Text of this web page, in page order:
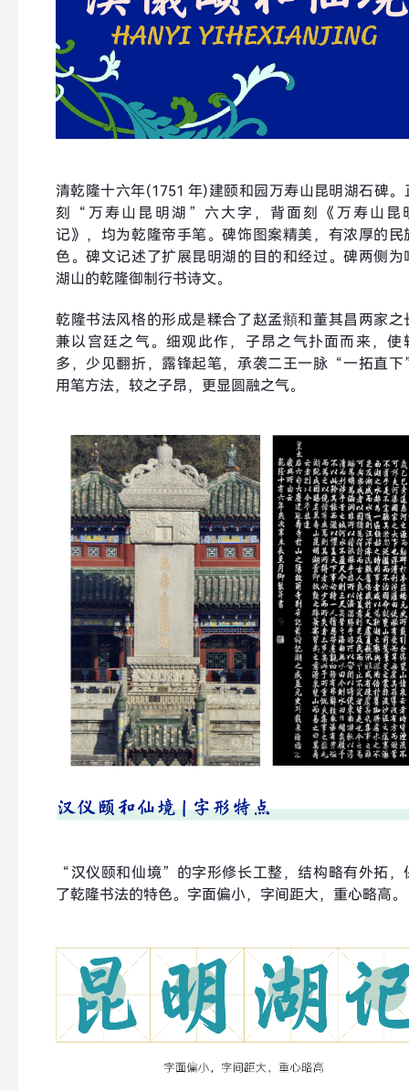
清乾隆十六年(1751 年)建颐和园万寿山昆明湖石碑。
刻“万寿山昆明湖”六大字，背面刻《万寿山昆
记》，均为乾隆帝手笔。碑饰图案精美，有浓厚的民
色。碑文记述了扩展昆明湖的目的和经过。碑两侧为
湖山的乾隆御制行书诗文。
乾隆书法风格的形成是糅合了赵孟頫和董其昌两家之
兼以宫廷之气。细观此作，子昂之气扑面而来，使
多，少见翻折，露锋起笔，承袭二王一脉“一拓直
用笔方法，较之子昂，更显圆融之气。
“汉仪颐和仙境”的字形修长工整，结构略有外拓，
了乾隆书法的特色。字面偏小，字间距大，重心略高。